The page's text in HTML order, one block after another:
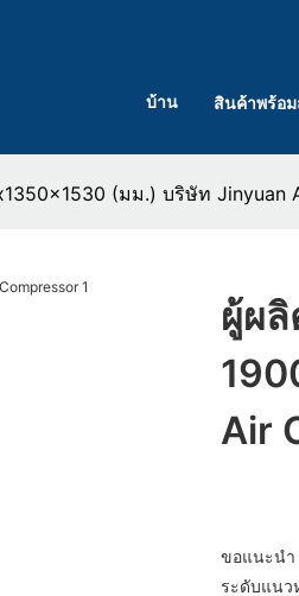
บ้าน สินค้าพร้อม
(มม.) บริษัท Jinyuan
ผู้ผ
Air
ขอแนะนำ
ระดับแนว